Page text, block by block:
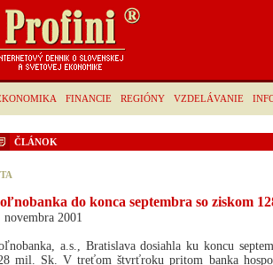
FINANCIE REGIÓNY VZDELÁVANIE
ČLÁNOK
do konca septembra so ziskom
novembra 2001
a.s., Bratislava dosiahla ku koncu
mil. Sk. V treťom štvrťroku pritom banka